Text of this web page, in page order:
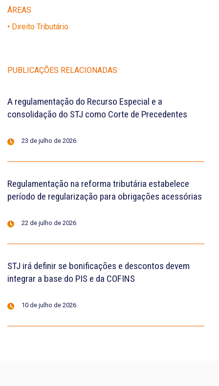
ÁREAS
• Direito Tributário
PUBLICAÇÕES RELACIONADAS
A regulamentação do Recurso Especial e a
consolidação do STJ como Corte de Precedentes
23 de julho de 2026
Regulamentação na reforma tributária estabelece
período de regularização para obrigações acessórias
22 de julho de 2026
STJ irá definir se bonificações e descontos devem
integrar a base do PIS e da COFINS
10 de julho de 2026